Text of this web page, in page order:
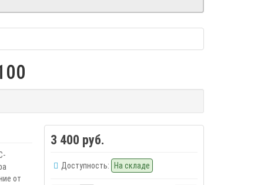
от
3 400 руб.
Доступность: На складе